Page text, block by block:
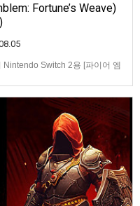
Fortune’s Weave)
Switch 2용 [파이어 엠